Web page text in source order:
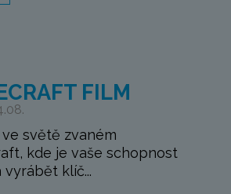
FILM
světě zvaném
kde je vaše schopnost
vyrábět klíč...